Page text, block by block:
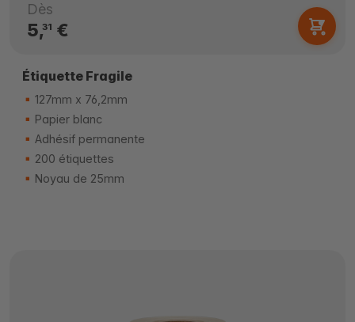
Dès
5,31 €
Étiquette Fragile
127mm x 76,2mm
Papier blanc
Adhésif permanente
200 étiquettes
Noyau de 25mm